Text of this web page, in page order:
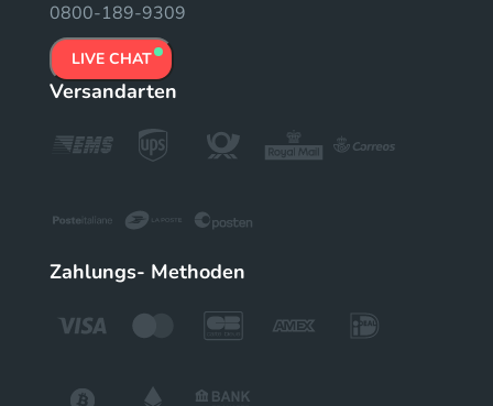
0800-189-9309
LIVE CHAT
Versandarten
Zahlungs- Methoden